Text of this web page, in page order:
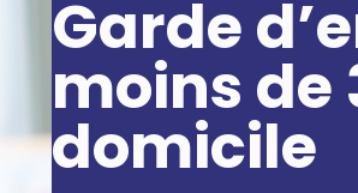
Garde
moins de
domicile